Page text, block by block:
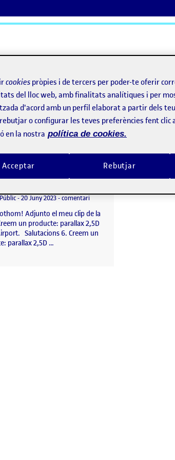
ActiFolios
parallax 2,5D
PAC 6: Creem un producte: parallax 2,5D
Públic-Data de publicació
20 Juny 202320 juny, 2023 10:35 pm
-comentariel PAC 6: Creem un producte:
Adjunto el meu clip de la
un producte: parallax 2,5D
Salutacions 6. Creem un
parallax 2,5D …
cookies pròpies i de tercers per poder-te oferir
del lloc web, amb finalitats analítiques i per
d'acord amb un perfil elaborat a partir dels
o configurar les teves preferències fent clic
en la nostra política de cookies.
Rebutjar
Acceptar